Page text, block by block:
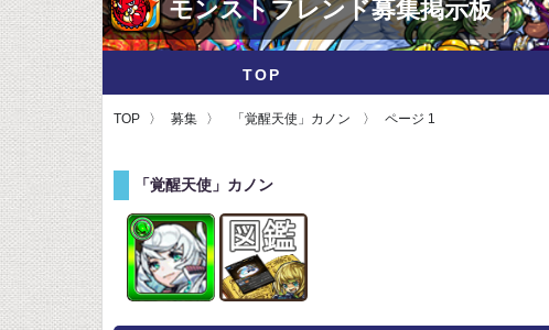
モンストフレンド募集掲示板
TOP
TOP 募集 「覚醒天使」カノン ページ 1
「覚醒天使」カノン